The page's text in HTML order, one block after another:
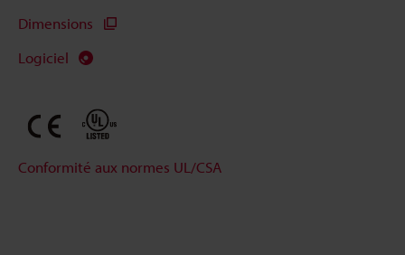
Dimensions
Logiciel
Conformité aux normes UL/CSA